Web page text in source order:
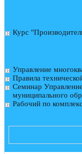
Курс
Управление
Правила
Семинар
муниципального
Рабочий по